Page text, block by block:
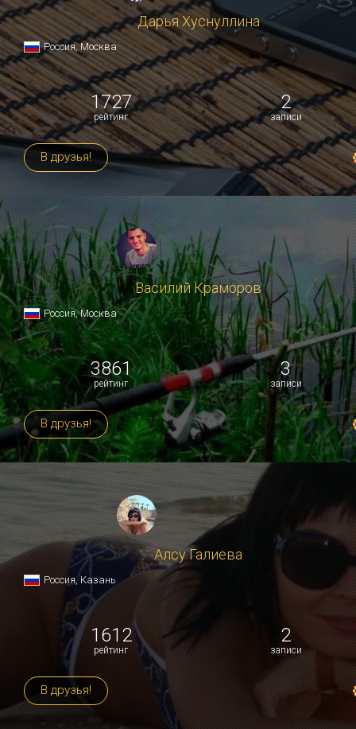
Дарья Хуснуллина
Россия, Москва
1727
рейтинг
2
записи
В друзья!
Василий Краморов
Россия, Москва
3861
рейтинг
3
записи
В друзья!
Алсу Галиева
Россия, Казань
1612
рейтинг
2
записи
В друзья!